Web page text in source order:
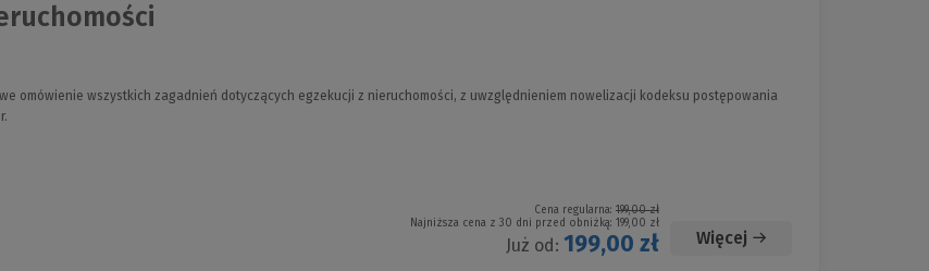
omówienie wszystkich zagadnień dotyczących egzekucji z nieruchomości, z uwzględnieniem nowelizacji kodeksu postępowania
Cena regularna: 199,00 zł
Najniższa cena z 30 dni przed obniżką: 199,00 zł
Już od: 199,00 zł Więcej